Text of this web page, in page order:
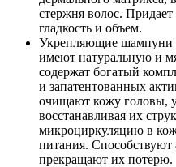
стержня волос. Придает
гладкость и объем.
Укрепляющие шампуни
имеют натуральную и
содержат богатый
и запатентованных
очищают кожу головы,
восстанавливая их
микроциркуляцию в
питания. Способствуют
прекращают их потерю.